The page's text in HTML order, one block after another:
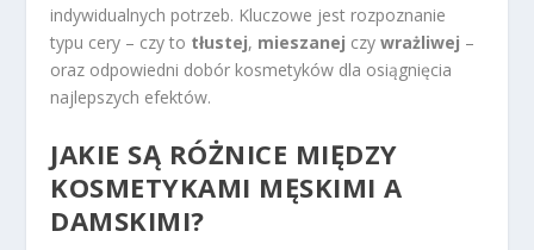
indywidualnych potrzeb. Kluczowe jest rozpoznanie
typu cery – czy to tłustej, mieszanej czywrażliwej –
oraz odpowiedni dobór kosmetyków dla osiągnięcia
najlepszych efektów.
JAKIE SĄ RÓŻNICE MIĘDZY
KOSMETYKAMI MĘSKIMI A
DAMSKIMI?